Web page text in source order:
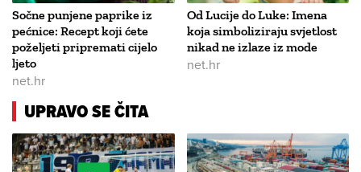
Sočne punjene paprike iz
pećnice: Recept koji ćete
poželjeti pripremati cijelo
ljeto
net.hr
Od Lucije do Luke: Imena
koja simboliziraju svjetlost
nikad ne izlaze iz mode
net.hr
UPRAVO SE ČITA